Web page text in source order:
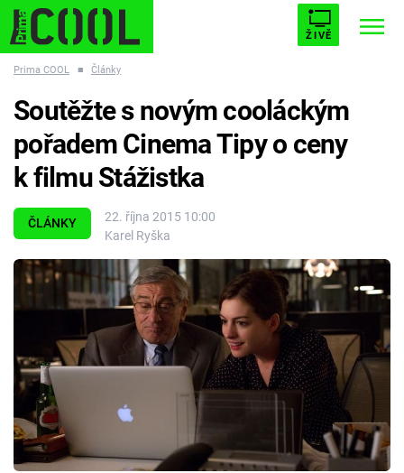
ŽIVĚ
ESCAPE PLNEJ KOTEL AVENGERS 5
Témata
Filmy
Hry
Cool Esport
Pořady
Prima COOL ■ Články
ČLÁNKY
22. října 2015 10:00
Karel Ryška
Soutěžte s novým cooláckým
pořadem Cinema Tipy o ceny
k filmu Stážistka